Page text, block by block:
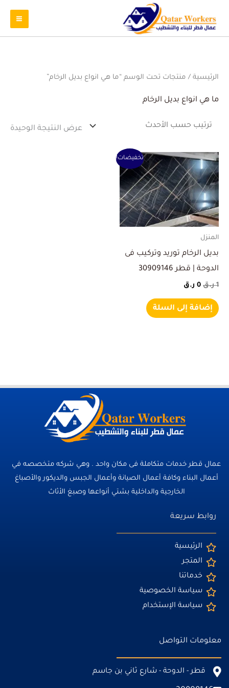
الرئيسية / منتجات تحت الوسم “ما هي انواع بديل الرخام”
ما هي انواع بديل الرخام
عرض النتيجة الوحيدة
تخفيضات!
المنزل
بديل الرخام توريد وتركيب فى
الدوحة | قطر 30909146
1 ر.ق
السعر
الأصلي
هو:
1 ر.ق.
0 ر.ق
السعر
الحالي
هو:
0 ر.ق.
إضافة إلى السلة
عمال قطر خدمات متكاملة فى مكان واحد . وهي شركه متخصصه في
أعمال البناء وكافة أعمال الصيانة وأعمال الجبس والديكور والأصباغ
الخارجية والداخلية بشتي أنواعها وصبغ الأثاث
روابط سريعة
الرئيسية
المتجر
خدماتنا
سياسة الخصوصية
سياسة الإستخدام
معلومات التواصل
قطر - الدوحة - شارع ثاني بن جاسم